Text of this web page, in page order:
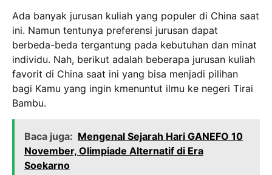
Ada banyak jurusan kuliah yang populer di China saat
ini. Namun tentunya preferensi jurusan dapat
berbeda-beda tergantung pada kebutuhan dan minat
individu. Nah, berikut adalah beberapa jurusan kuliah
favorit di China saat ini yang bisa menjadi pilihan
bagi Kamu yang ingin kmenuntut ilmu ke negeri Tirai
Bambu.
Baca juga: Mengenal Sejarah Hari GANEFO 10
November, Olimpiade Alternatif di Era
Soekarno